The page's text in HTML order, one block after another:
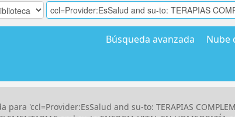
Búsqueda avanzada Nube
'ccl=Provider:EsSalud and su-to: TERAPIAS